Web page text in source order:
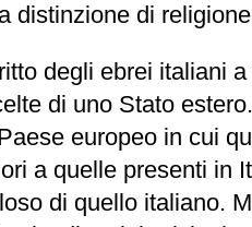
di
degli ebrei italiani
di uno Stato
europeo in cui
a quelle presenti in
di quello italiano.